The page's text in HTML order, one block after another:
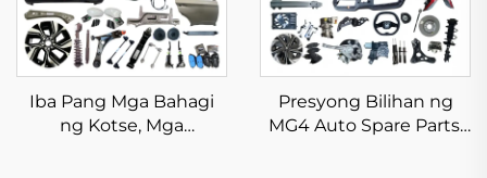
Iba Pang Mga Bahagi
ng Kotse, Mga
Presyong Bilihan ng
MG4 Auto Spare Parts,